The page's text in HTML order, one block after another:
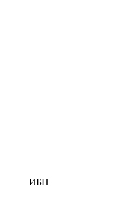
ИБП